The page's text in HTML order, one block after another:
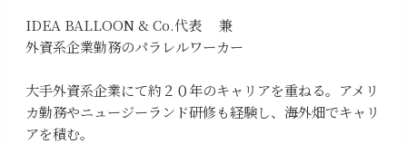
IDEA BALLOON & Co.代表 兼
外資系企業勤務のパラレルワーカー
大手外資系企業にて約２０年のキャリアを重ねる。アメリ
カ勤務やニュージーランド研修も経験し、海外畑でキャリ
アを積む。